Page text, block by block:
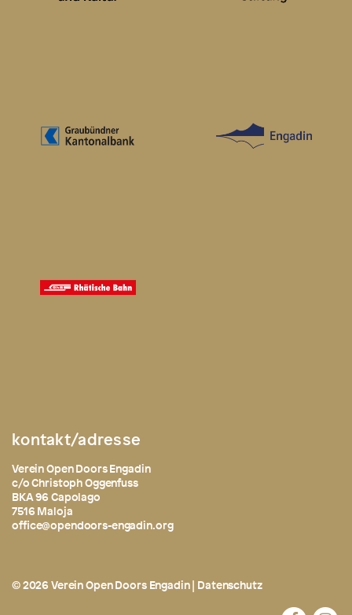
kontakt/adresse
Verein Open Doors Engadin
c/o Christoph Oggenfuss
BKA 96 Capolago
7516 Maloja
office@opendoors-engadin.org
© 2026 Verein Open Doors Engadin | Datenschutz